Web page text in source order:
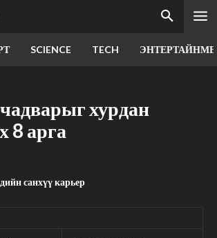
SCIENCE TECH
хурдан
8 арга
санхүү карьер